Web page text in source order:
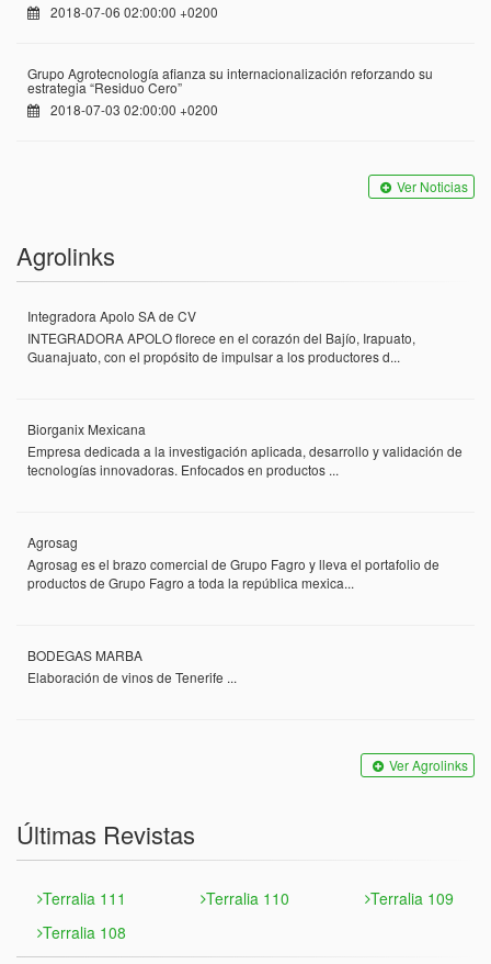
2018-07-06 02:00:00 +0200
Grupo Agrotecnología afianza su internacionalización reforzando su
estrategia “Residuo Cero”
2018-07-03 02:00:00 +0200
Ver Noticias
Agrolinks
Integradora Apolo SA de CV
INTEGRADORA APOLO florece en el corazón del Bajío, Irapuato,
Guanajuato, con el propósito de impulsar a los productores d...
Biorganix Mexicana
Empresa dedicada a la investigación aplicada, desarrollo y validación de
tecnologías innovadoras. Enfocados en productos ...
Agrosag
Agrosag es el brazo comercial de Grupo Fagro y lleva el portafolio de
productos de Grupo Fagro a toda la república mexica...
BODEGAS MARBA
Elaboración de vinos de Tenerife ...
Ver Agrolinks
Últimas Revistas
Terralia 111 Terralia 110
Terralia 109
Terralia 108